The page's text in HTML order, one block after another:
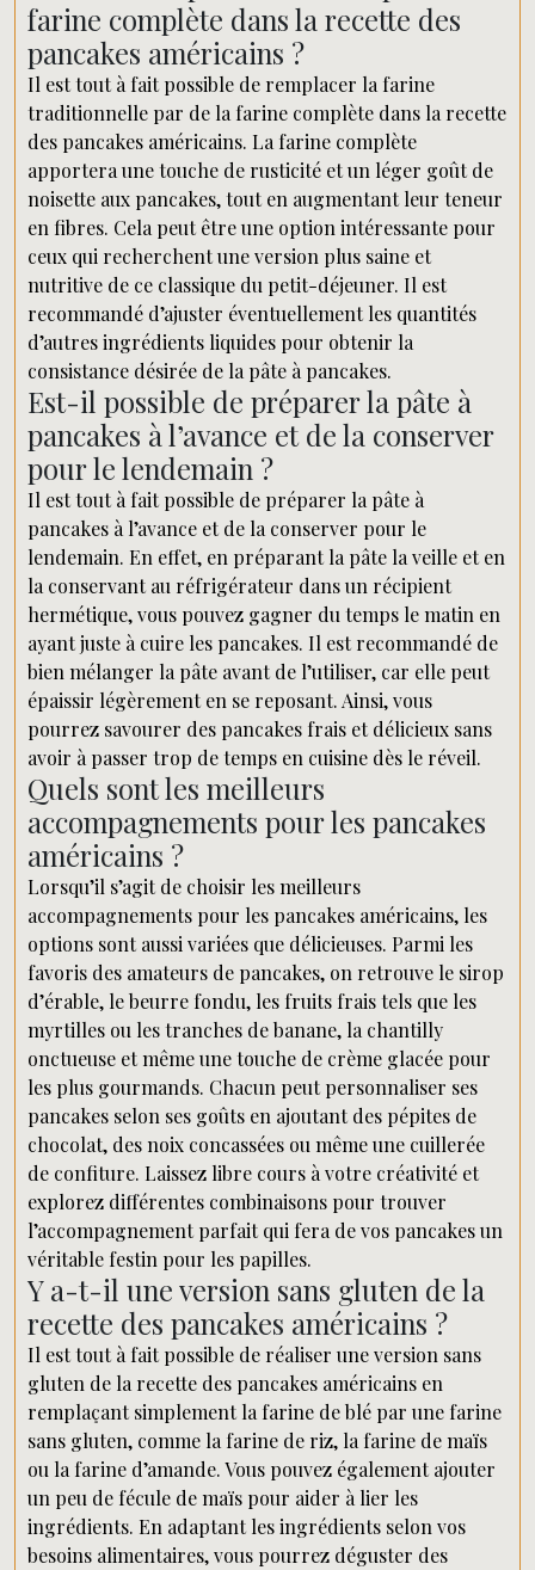
farine complète dans la recette des
pancakes américains ?
Il est tout à fait possible de remplacer la farine
traditionnelle par de la farine complète dans la recette
des pancakes américains. La farine complète
apportera une touche de rusticité et un léger goût de
noisette aux pancakes, tout en augmentant leur teneur
en fibres. Cela peut être une option intéressante pour
ceux qui recherchent une version plus saine et
nutritive de ce classique du petit-déjeuner. Il est
recommandé d’ajuster éventuellement les quantités
d’autres ingrédients liquides pour obtenir la
consistance désirée de la pâte à pancakes.
Est-il possible de préparer la pâte à
pancakes à l’avance et de la conserver
pour le lendemain ?
Il est tout à fait possible de préparer la pâte à
pancakes à l’avance et de la conserver pour le
lendemain. En effet, en préparant la pâte la veille et en
la conservant au réfrigérateur dans un récipient
hermétique, vous pouvez gagner du temps le matin en
ayant juste à cuire les pancakes. Il est recommandé de
bien mélanger la pâte avant de l’utiliser, car elle peut
épaissir légèrement en se reposant. Ainsi, vous
pourrez savourer des pancakes frais et délicieux sans
avoir à passer trop de temps en cuisine dès le réveil.
Quels sont les meilleurs
accompagnements pour les pancakes
américains ?
Lorsqu’il s’agit de choisir les meilleurs
accompagnements pour les pancakes américains, les
options sont aussi variées que délicieuses. Parmi les
favoris des amateurs de pancakes, on retrouve le sirop
d’érable, le beurre fondu, les fruits frais tels que les
myrtilles ou les tranches de banane, la chantilly
onctueuse et même une touche de crème glacée pour
les plus gourmands. Chacun peut personnaliser ses
pancakes selon ses goûts en ajoutant des pépites de
chocolat, des noix concassées ou même une cuillerée
de confiture. Laissez libre cours à votre créativité et
explorez différentes combinaisons pour trouver
l’accompagnement parfait qui fera de vos pancakes un
véritable festin pour les papilles.
Y a-t-il une version sans gluten de la
recette des pancakes américains ?
Il est tout à fait possible de réaliser une version sans
gluten de la recette des pancakes américains en
remplaçant simplement la farine de blé par une farine
sans gluten, comme la farine de riz, la farine de maïs
ou la farine d’amande. Vous pouvez également ajouter
un peu de fécule de maïs pour aider à lier les
ingrédients. En adaptant les ingrédients selon vos
besoins alimentaires, vous pourrez déguster des